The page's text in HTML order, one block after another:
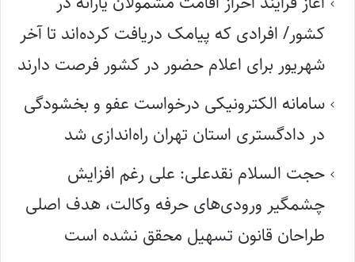
کشور/ افرادی که پیامک دریافت کرده‌اند تا آخر
شهریور برای اعلام حضور در کشور فرصت دارند
سامانه الکترونیکی درخواست عفو و بخشودگی
در دادگستری استان تهران راه‌اندازی شد
حجت السلام نقدعلی: علی رغم افزایش
چشمگیر ورودی‌های حرفه وکالت، هدف اصلی
طراحان قانون تسهیل محقق نشده است